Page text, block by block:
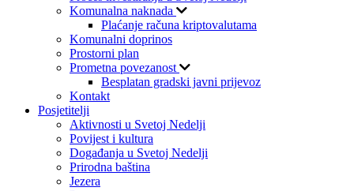
Komunalna naknada
Plaćanje računa kriptovalutama
Komunalni doprinos
Prostorni plan
Prometna povezanost
Besplatan gradski javni prijevoz
Kontakt
Posjetitelji
Aktivnosti u Svetoj Nedelji
Povijest i kultura
Događanja u Svetoj Nedelji
Prirodna baština
Jezera